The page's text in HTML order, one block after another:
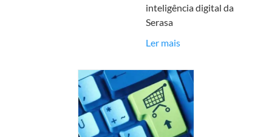
inteligência digital da
Serasa
Ler mais